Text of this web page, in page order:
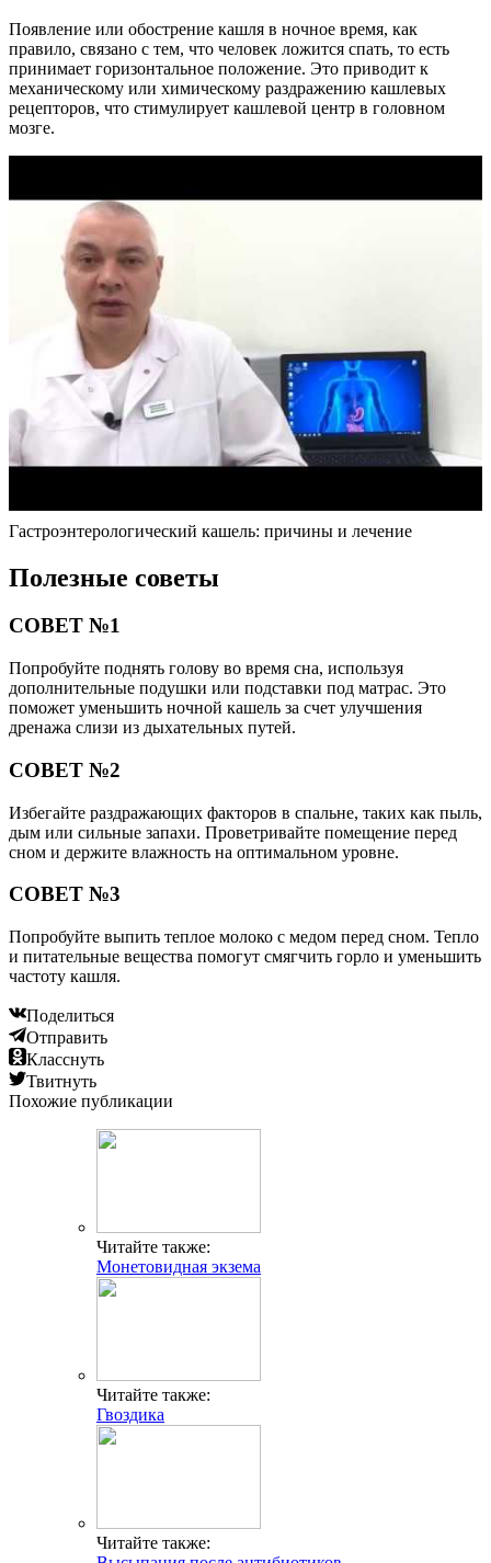
Появление или обострение кашля в ночное время, как
правило, связано с тем, что человек ложится спать, то есть
принимает горизонтальное положение. Это приводит к
механическому или химическому раздражению кашлевых
рецепторов, что стимулирует кашлевой центр в головном
мозге.
Гастроэнтерологический кашель: причины и лечение
Полезные советы
СОВЕТ №1
Попробуйте поднять голову во время сна, используя
дополнительные подушки или подставки под матрас. Это
поможет уменьшить ночной кашель за счет улучшения
дренажа слизи из дыхательных путей.
СОВЕТ №2
Избегайте раздражающих факторов в спальне, таких как пыль,
дым или сильные запахи. Проветривайте помещение перед
сном и держите влажность на оптимальном уровне.
СОВЕТ №3
Попробуйте выпить теплое молоко с медом перед сном. Тепло
и питательные вещества помогут смягчить горло и уменьшить
частоту кашля.
Поделиться
Отправить
Класснуть
Твитнуть
Похожие публикации
Читайте также:
Монетовидная экзема
Читайте также:
Гвоздика
Читайте также: